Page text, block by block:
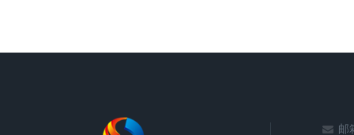
邮